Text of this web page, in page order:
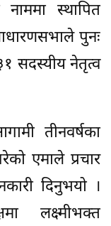
स्थापित
पुनः
सदस्यीय नेतृत्व
तीनवर्षका
एमाले प्रचार
दिनुभयो ।
लक्ष्मीभक्त